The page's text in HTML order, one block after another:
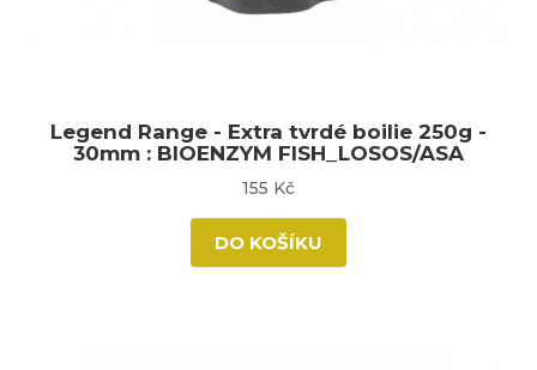
Legend Range - Extra tvrdé boilie 250g -
30mm : BIOENZYM FISH_LOSOS/ASA
155 Kč
DO KOŠÍKU